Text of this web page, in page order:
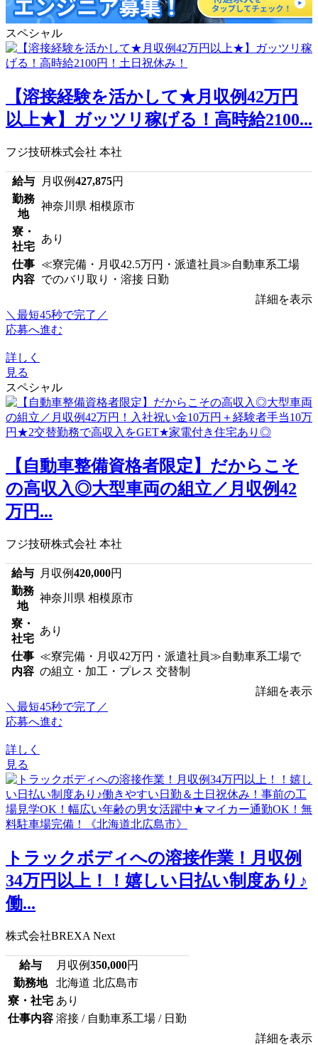
スペシャル
【溶接経験を活かして★月収例42万円
以上★】ガッツリ稼げる！高時給2100...
フジ技研株式会社 本社
給与 月収例427,875円
勤務
地
神奈川県 相模原市
寮・
社宅
あり
仕事
内容
≪寮完備・月収42.5万円・派遣社員≫自動車系工場
でのバリ取り・溶接 日勤
詳細を表示
＼最短45秒で完了／
応募へ進む
詳しく
見る
スペシャル
【自動車整備資格者限定】だからこそ
の高収入◎大型車両の組立／月収例42
万円...
フジ技研株式会社 本社
給与 月収例420,000円
勤務
地
神奈川県 相模原市
寮・
社宅
あり
仕事
内容
≪寮完備・月収42万円・派遣社員≫自動車系工場で
の組立・加工・プレス 交替制
詳細を表示
＼最短45秒で完了／
応募へ進む
詳しく
見る
トラックボディへの溶接作業！月収例
34万円以上！！嬉しい日払い制度あり♪
働...
株式会社BREXA Next
給与 月収例350,000円
勤務地
北海道 北広島市
寮・社宅 あり
仕事内容 溶接 / 自動車系工場 / 日勤
詳細を表示